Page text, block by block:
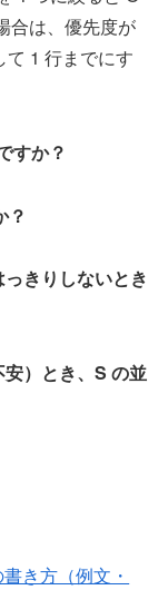
合は、優先度が
1 行までにす
すか？
？
きりしないとき
）とき、S の並
き方（例文・